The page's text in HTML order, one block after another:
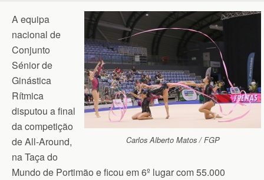
Carlos Alberto Matos / FGP
A equipa
nacional de
Conjunto
Sénior de
Ginástica
Rítmica
disputou a final
da competição
de All-Around,
na Taça do
Mundo de Portimão e ficou em 6º lugar com 55.000